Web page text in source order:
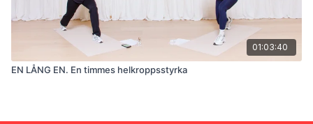
01:03:40
EN LÅNG EN. En timmes helkroppsstyrka